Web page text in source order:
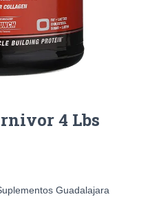
4 Lbs
Guadalajara